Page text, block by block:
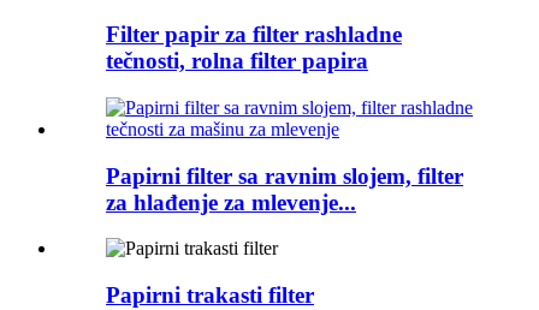
Filter papir za filter rashladne
tečnosti, rolna filter papira
Papirni filter sa ravnim slojem, filter
za hlađenje za mlevenje...
Papirni trakasti filter